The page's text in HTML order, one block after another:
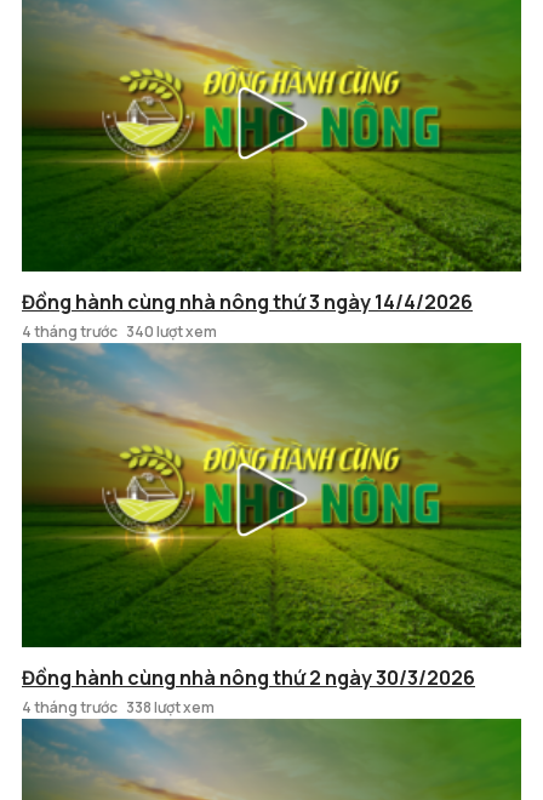
Đồng hành cùng nhà nông thứ 3 ngày 14/4/2026
4 tháng trước 340 lượt xem
Đồng hành cùng nhà nông thứ 2 ngày 30/3/2026
4 tháng trước 338 lượt xem